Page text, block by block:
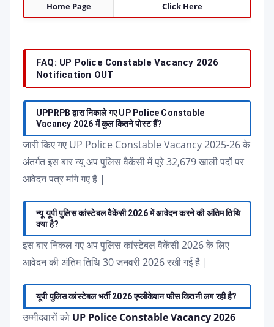
Home Page Click Here
FAQ: UP Police Constable Vacancy 2026
Notification OUT
UPPRPB द्वारा निकाले गए UP Police Constable
Vacancy 2026 में कुल कितने पोस्ट हैं?
जारी किए गए UP Police Constable Vacancy 2025-26 के
अंतर्गत इस बार न्यू अप पुलिस वैकेंसी में पूरे 32,679 खाली पदों पर
आवेदन पत्र मांगे गए हैं |
न्यू यूपी पुलिस कांस्टेबल वैकेंसी 2026 में आवेदन करने की अंतिम तिथि
क्या है?
इस बार निकल गए अप पुलिस कांस्टेबल वैकेंसी 2026 के लिए
आवेदन की अंतिम तिथि 30 जनवरी 2026 रखी गई है |
यूपी पुलिस कांस्टेबल भर्ती 2026 एप्लीकेशन फीस कितनी लग रही है?
उम्मीदवारों को UP Police Constable Vacancy 2026